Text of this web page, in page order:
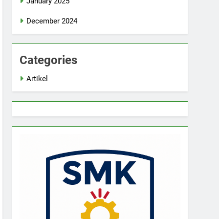
December 2024
Categories
Artikel